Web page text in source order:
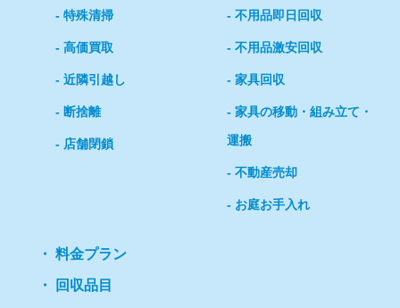
特殊清掃
高価買取
近隣引越し
断捨離
店舗閉鎖
不用品即日回収
不用品激安回収
家具回収
家具の移動・組み立て・
運搬
不動産売却
お庭お手入れ
料金プラン
回収品目